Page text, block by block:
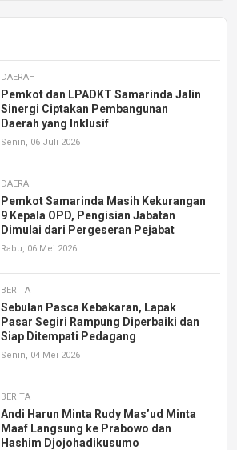
DAERAH
Pemkot dan LPADKT Samarinda Jalin
Sinergi Ciptakan Pembangunan
Daerah yang Inklusif
Senin, 06 Juli 2026
DAERAH
Pemkot Samarinda Masih Kekurangan
9 Kepala OPD, Pengisian Jabatan
Dimulai dari Pergeseran Pejabat
Rabu, 06 Mei 2026
BERITA
Sebulan Pasca Kebakaran, Lapak
Pasar Segiri Rampung Diperbaiki dan
Siap Ditempati Pedagang
Senin, 04 Mei 2026
BERITA
Andi Harun Minta Rudy Mas’ud Minta
Maaf Langsung ke Prabowo dan
Hashim Djojohadikusumo